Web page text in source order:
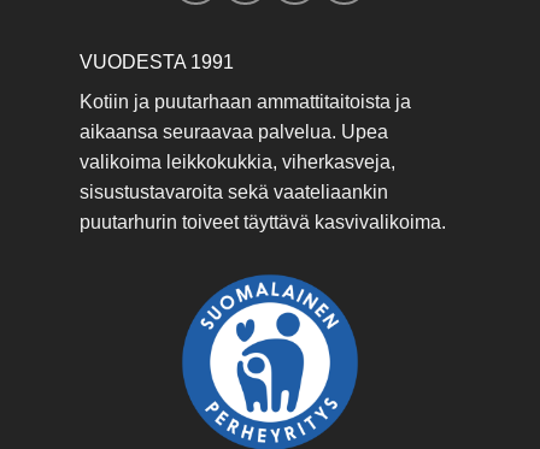
VUODESTA 1991
Kotiin ja puutarhaan ammattitaitoista ja
aikaansa seuraavaa palvelua. Upea
valikoima leikkokukkia, viherkasveja,
sisustustavaroita sekä vaateliaankin
puutarhurin toiveet täyttävä kasvivalikoima.